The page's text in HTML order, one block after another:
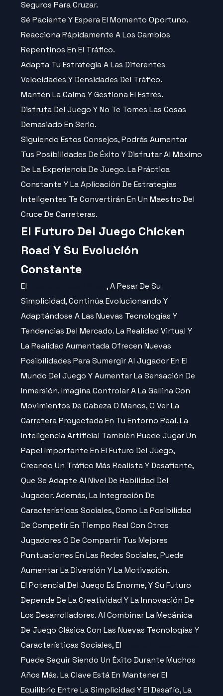
Seguros Para Cruzar.
Sé Paciente Y Espera El Momento Oportuno.
Reacciona Rápidamente A Los Cambios
Repentinos En El Tráfico.
Adapta Tu Estrategia A Las Diferentes
Velocidades Y Densidades Del Tráfico.
Mantén La Calma Y Gestiona El Estrés.
Disfruta Del Juego Y No Te Tomes Las Cosas
Demasiado En Serio.
Siguiendo Estos Consejos, Podrás Aumentar
Tus Posibilidades De Éxito Y Disfrutar Al Máximo
De La Experiencia De Juego. La Práctica
Constante Y La Aplicación De Estrategias
Inteligentes Te Convertirán En Un Maestro Del
Cruce De Carreteras.
El Futuro Del Juego Chicken
Road Y Su Evolución
Constante
El
, A Pesar De Su
Simplicidad, Continúa Evolucionando Y
Adaptándose A Las Nuevas Tecnologías Y
Tendencias Del Mercado. La Realidad Virtual Y
La Realidad Aumentada Ofrecen Nuevas
Posibilidades Para Sumergir Al Jugador En El
Mundo Del Juego Y Aumentar La Sensación De
Inmersión. Imagina Controlar A La Gallina Con
Movimientos De Cabeza O Manos, O Ver La
Carretera Proyectada En Tu Entorno Real. La
Inteligencia Artificial También Puede Jugar Un
Papel Importante En El Futuro Del Juego,
Creando Un Tráfico Más Realista Y Desafiante,
Que Se Adapte Al Nivel De Habilidad Del
Jugador. Además, La Integración De
Características Sociales, Como La Posibilidad
De Competir En Tiempo Real Con Otros
Jugadores O De Compartir Tus Mejores
Puntuaciones En Las Redes Sociales, Puede
Aumentar La Diversión Y La Motivación.
El Potencial Del Juego Es Enorme, Y Su Futuro
Depende De La Creatividad Y La Innovación De
Los Desarrolladores. Al Combinar La Mecánica
De Juego Clásica Con Las Nuevas Tecnologías Y
Características Sociales, El
Puede Seguir Siendo Un Éxito Durante Muchos
Años Más. La Clave Está En Mantener El
Equilibrio Entre La Simplicidad Y El Desafío, La